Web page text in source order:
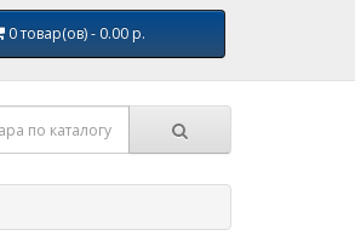
0 товар(ов) - 0.00 р.